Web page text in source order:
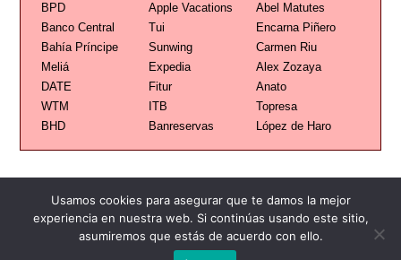
BPD
Apple Vacations
Abel Matutes
Banco Central
Tui
Encarna Piñero
Bahía Príncipe
Sunwing
Carmen Riu
Meliá
Expedia
Alex Zozaya
DATE
Fitur
Anato
WTM
ITB
Topresa
BHD
Banreservas López de Haro
Usamos cookies para asegurar que te damos la mejor
experiencia en nuestra web. Si continúas usando este sitio,
asumiremos que estás de acuerdo con ello.
Publicidad Redacción Contacto